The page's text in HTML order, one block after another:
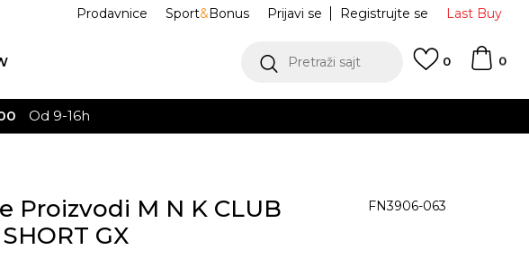
Last Buy
Prijavi se Registrujte se
Prodavnice Sport&Bonus
Pretraži sajt 0
0
Od 9-16h
Proizvodi M N K CLUB
GX
FN3906-063